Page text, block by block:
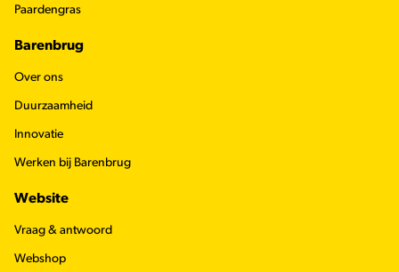
Paardengras
Barenbrug
Over ons
Duurzaamheid
Innovatie
Werken bij Barenbrug
Website
Vraag & antwoord
Webshop